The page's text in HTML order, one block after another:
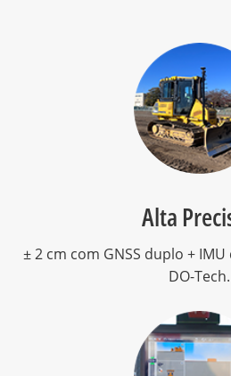
Alta
± 2 cm com GNSS duplo +
DO-Tech.